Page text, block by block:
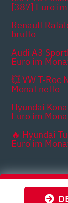
[387] Euro
Renault
brutto
Audi A3
Euro im
💥 VW T-Roc
Monat netto
Hyundai
Euro im
🔥 Hyundai
Euro im